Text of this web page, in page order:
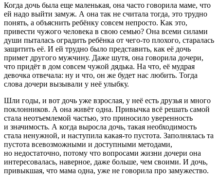
Когда дочь была еще маленькая, она часто говорила маме, что
ей надо выйти замуж. А она так не считала тогда, это трудно
понять, а объяснить ребёнку совсем непросто. Как это,
привести чужого человека в свою семью? Она всеми силами
души пыталась оградить ребёнка от чего-то плохого, старалась
защитить её. И ей трудно было представить, как её дочь
примет другого мужчину. Даже шутя, она говорила дочери,
что придёт в дом совсем чужой дядька. На что, её мудрая
девочка отвечала: ну и что, он же будет нас любить. Тогда
слова дочери вызывали у неё улыбку.
Шли годы, и вот дочь уже взрослая, у неё есть друзья и много
поклонников. А она живёт одна. Привычка всё решать самой
стала неотъемлемой частью, это приносило уверенность
и значимость. А когда выросла дочь, такая необходимость
стала ненужной, и наступила какая-то пустота. Заполнялась та
пустота всевозможными и доступными методами,
но недостаточно, потому что вопросами жизни дочери она
интересовалась, наверное, даже больше, чем своими. И дочь,
привыкшая, что мама одна, уже не говорила про замужество.